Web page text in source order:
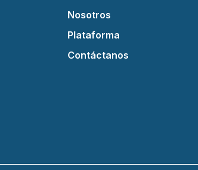
Nosotros
Plataforma
Contáctanos